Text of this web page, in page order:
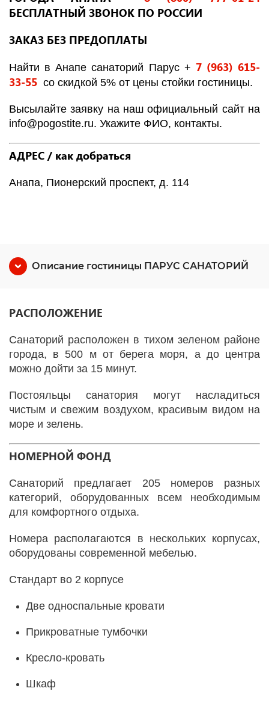
БЕСПЛАТНЫЙ ЗВОНОК ПО РОССИИ
ЗАКАЗ БЕЗ ПРЕДОПЛАТЫ
Найти в Анапе санаторий Парус + 7 (963) 615-
33-55 со скидкой 5% от цены стойки гостиницы.
Высылайте заявку на наш официальный сайт на
info@pogostite.ru. Укажите ФИО, контакты.
АДРЕС / как добраться
Анапа, Пионерский проспект, д. 114
Описание гостиницы ПАРУС САНАТОРИЙ
РАСПОЛОЖЕНИЕ
Санаторий расположен в тихом зеленом районе
города, в 500 м от берега моря, а до центра
можно дойти за 15 минут.
Постояльцы санатория могут насладиться
чистым и свежим воздухом, красивым видом на
море и зелень.
НОМЕРНОЙ ФОНД
Санаторий предлагает 205 номеров разных
категорий, оборудованных всем необходимым
для комфортного отдыха.
Номера располагаются в нескольких корпусах,
оборудованы современной мебелью.
Стандарт во 2 корпусе
Две односпальные кровати
Прикроватные тумбочки
Кресло-кровать
Шкаф